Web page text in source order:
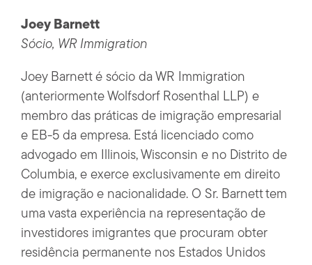
Joey Barnett
Sócio, WR Immigration
Joey Barnett é sócio da WR Immigration
(anteriormente Wolfsdorf Rosenthal LLP) e
membro das práticas de imigração empresarial
e EB-5 da empresa. Está licenciado como
advogado em Illinois, Wisconsin e no Distrito de
Columbia, e exerce exclusivamente em direito
de imigração e nacionalidade. O Sr. Barnett tem
uma vasta experiência na representação de
investidores imigrantes que procuram obter
residência permanente nos Estados Unidos